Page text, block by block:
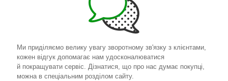
Ми приділяємо велику увагу зворотному зв'язку з клієнтами,
кожен відгук допомагає нам удосконалюватися
й покращувати сервіс. Дізнатися, що про нас думає покупці,
можна в спеціальним розділом сайту.